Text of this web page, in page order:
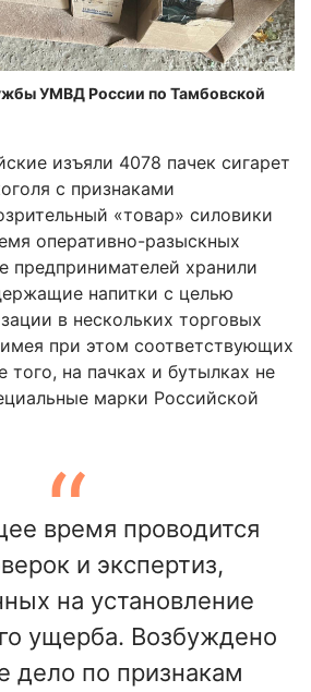
УМВД России по Тамбовской
изъяли 4078 пачек сигарет
с признаками
«товар» силовики
оперативно-разыскных
предпринимателей хранили
напитки с целью
в нескольких торговых
при этом соответствующих
того, на пачках и бутылках не
марки Российской
время проводится
и экспертиз,
на установление
ущерба. Возбуждено
дело по признакам